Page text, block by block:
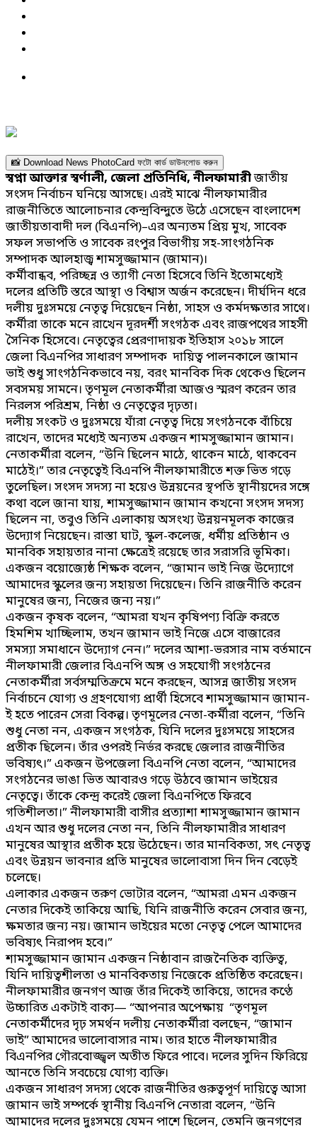
📸 Download News PhotoCard ফটো কার্ড ডাউনলোড করুন
স্বপ্না আক্তার স্বর্ণালী, জেলা প্রতিনিধি, নীলফামারীজাতীয়
সংসদ নির্বাচন ঘনিয়ে আসছে। এরই মাঝে নীলফামারীর
রাজনীতিতে আলোচনার কেন্দ্রবিন্দুতে উঠে এসেছেন বাংলাদেশ
জাতীয়তাবাদী দল (বিএনপি)–এর অন্যতম প্রিয় মুখ, সাবেক
সফল সভাপতি ও সাবেক রংপুর বিভাগীয় সহ-সাংগঠনিক
সম্পাদক আলহাজ্ব শামসুজ্জামান (জামান)।
কর্মীবান্ধব, পরিচ্ছন্ন ও ত্যাগী নেতা হিসেবে তিনি ইতোমধ্যেই
দলের প্রতিটি স্তরে আস্থা ও বিশ্বাস অর্জন করেছেন। দীর্ঘদিন ধরে
দলীয় দুঃসময়ে নেতৃত্ব দিয়েছেন নিষ্ঠা, সাহস ও কর্মদক্ষতার সাথে।
কর্মীরা তাকে মনে রাখেন দূরদর্শী সংগঠক এবং রাজপথের সাহসী
সৈনিক হিসেবে। নেতৃত্বের প্রেরণাদায়ক ইতিহাস ২০১৮ সালে
জেলা বিএনপির সাধারণ সম্পাদক দায়িত্ব পালনকালে জামান
ভাই শুধু সাংগঠনিকভাবে নয়, বরং মানবিক দিক থেকেও ছিলেন
সবসময় সামনে। তৃণমূল নেতাকর্মীরা আজও স্মরণ করেন তার
নিরলস পরিশ্রম, নিষ্ঠা ও নেতৃত্বের দৃঢ়তা।
দলীয় সংকট ও দুঃসময়ে যাঁরা নেতৃত্ব দিয়ে সংগঠনকে বাঁচিয়ে
রাখেন, তাদের মধ্যেই অন্যতম একজন শামসুজ্জামান জামান।
নেতাকর্মীরা বলেন, “উনি ছিলেন মাঠে, থাকেন মাঠে, থাকবেন
মাঠেই।” তার নেতৃত্বেই বিএনপি নীলফামারীতে শক্ত ভিত গড়ে
তুলেছিল। সংসদ সদস্য না হয়েও উন্নয়নের স্থপতি স্থানীয়দের সঙ্গে
কথা বলে জানা যায়, শামসুজ্জামান জামান কখনো সংসদ সদস্য
ছিলেন না, তবুও তিনি এলাকায় অসংখ্য উন্নয়নমূলক কাজের
উদ্যোগ নিয়েছেন। রাস্তা ঘাট, স্কুল-কলেজ, ধর্মীয় প্রতিষ্ঠান ও
মানবিক সহায়তার নানা ক্ষেত্রেই রয়েছে তার সরাসরি ভূমিকা।
একজন বয়োজ্যেষ্ঠ শিক্ষক বলেন, “জামান ভাই নিজ উদ্যোগে
আমাদের স্কুলের জন্য সহায়তা দিয়েছেন। তিনি রাজনীতি করেন
মানুষের জন্য, নিজের জন্য নয়।”
একজন কৃষক বলেন, “আমরা যখন কৃষিপণ্য বিক্রি করতে
হিমশিম খাচ্ছিলাম, তখন জামান ভাই নিজে এসে বাজারের
সমস্যা সমাধানে উদ্যোগ নেন।” দলের আশা-ভরসার নাম বর্তমানে
নীলফামারী জেলার বিএনপি অঙ্গ ও সহযোগী সংগঠনের
নেতাকর্মীরা সর্বসম্মতিক্রমে মনে করছেন, আসন্ন জাতীয় সংসদ
নির্বাচনে যোগ্য ও গ্রহণযোগ্য প্রার্থী হিসেবে শামসুজ্জামান জামান-
ই হতে পারেন সেরা বিকল্প। তৃণমূলের নেতা-কর্মীরা বলেন, “তিনি
শুধু নেতা নন, একজন সংগঠক, যিনি দলের দুঃসময়ে সাহসের
প্রতীক ছিলেন। তাঁর ওপরই নির্ভর করছে জেলার রাজনীতির
ভবিষ্যৎ।” একজন উপজেলা বিএনপি নেতা বলেন, “আমাদের
সংগঠনের ভাঙা ভিত আবারও গড়ে উঠবে জামান ভাইয়ের
নেতৃত্বে। তাঁকে কেন্দ্র করেই জেলা বিএনপিতে ফিরবে
গতিশীলতা।” নীলফামারী বাসীর প্রত্যাশা শামসুজ্জামান জামান
এখন আর শুধু দলের নেতা নন, তিনি নীলফামারীর সাধারণ
মানুষের আস্থার প্রতীক হয়ে উঠেছেন। তার মানবিকতা, সৎ নেতৃত্ব
এবং উন্নয়ন ভাবনার প্রতি মানুষের ভালোবাসা দিন দিন বেড়েই
চলেছে।
এলাকার একজন তরুণ ভোটার বলেন, “আমরা এমন একজন
নেতার দিকেই তাকিয়ে আছি, যিনি রাজনীতি করেন সেবার জন্য,
ক্ষমতার জন্য নয়। জামান ভাইয়ের মতো নেতৃত্ব পেলে আমাদের
ভবিষ্যৎ নিরাপদ হবে।”
শামসুজ্জামান জামান একজন নিষ্ঠাবান রাজনৈতিক ব্যক্তিত্ব,
যিনি দায়িত্বশীলতা ও মানবিকতায় নিজেকে প্রতিষ্ঠিত করেছেন।
নীলফামারীর জনগণ আজ তাঁর দিকেই তাকিয়ে, তাদের কণ্ঠে
উচ্চারিত একটাই বাক্য— “আপনার অপেক্ষায় “তৃণমূল
নেতাকর্মীদের দৃঢ় সমর্থন দলীয় নেতাকর্মীরা বলছেন, “জামান
ভাই” আমাদের ভালোবাসার নাম। তার হাতে নীলফামারীর
বিএনপির গৌরবোজ্জ্বল অতীত ফিরে পাবে। দলের সুদিন ফিরিয়ে
আনতে তিনি সবচেয়ে যোগ্য ব্যক্তি।
একজন সাধারণ সদস্য থেকে রাজনীতির গুরুত্বপূর্ণ দায়িত্বে আসা
জামান ভাই সম্পর্কে স্থানীয় বিএনপি নেতারা বলেন, “উনি
আমাদের দলের দুঃসময়ে যেমন পাশে ছিলেন, তেমনি জনগণের